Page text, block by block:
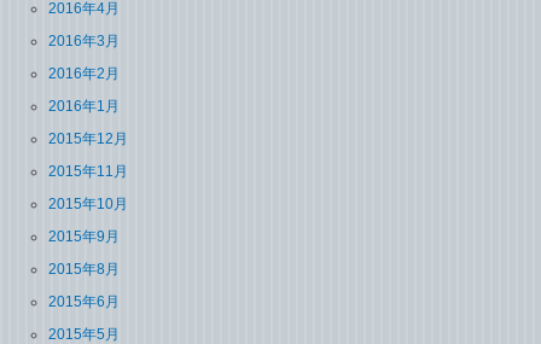
2016年4月
2016年3月
2016年2月
2016年1月
2015年12月
2015年11月
2015年10月
2015年9月
2015年8月
2015年6月
2015年5月